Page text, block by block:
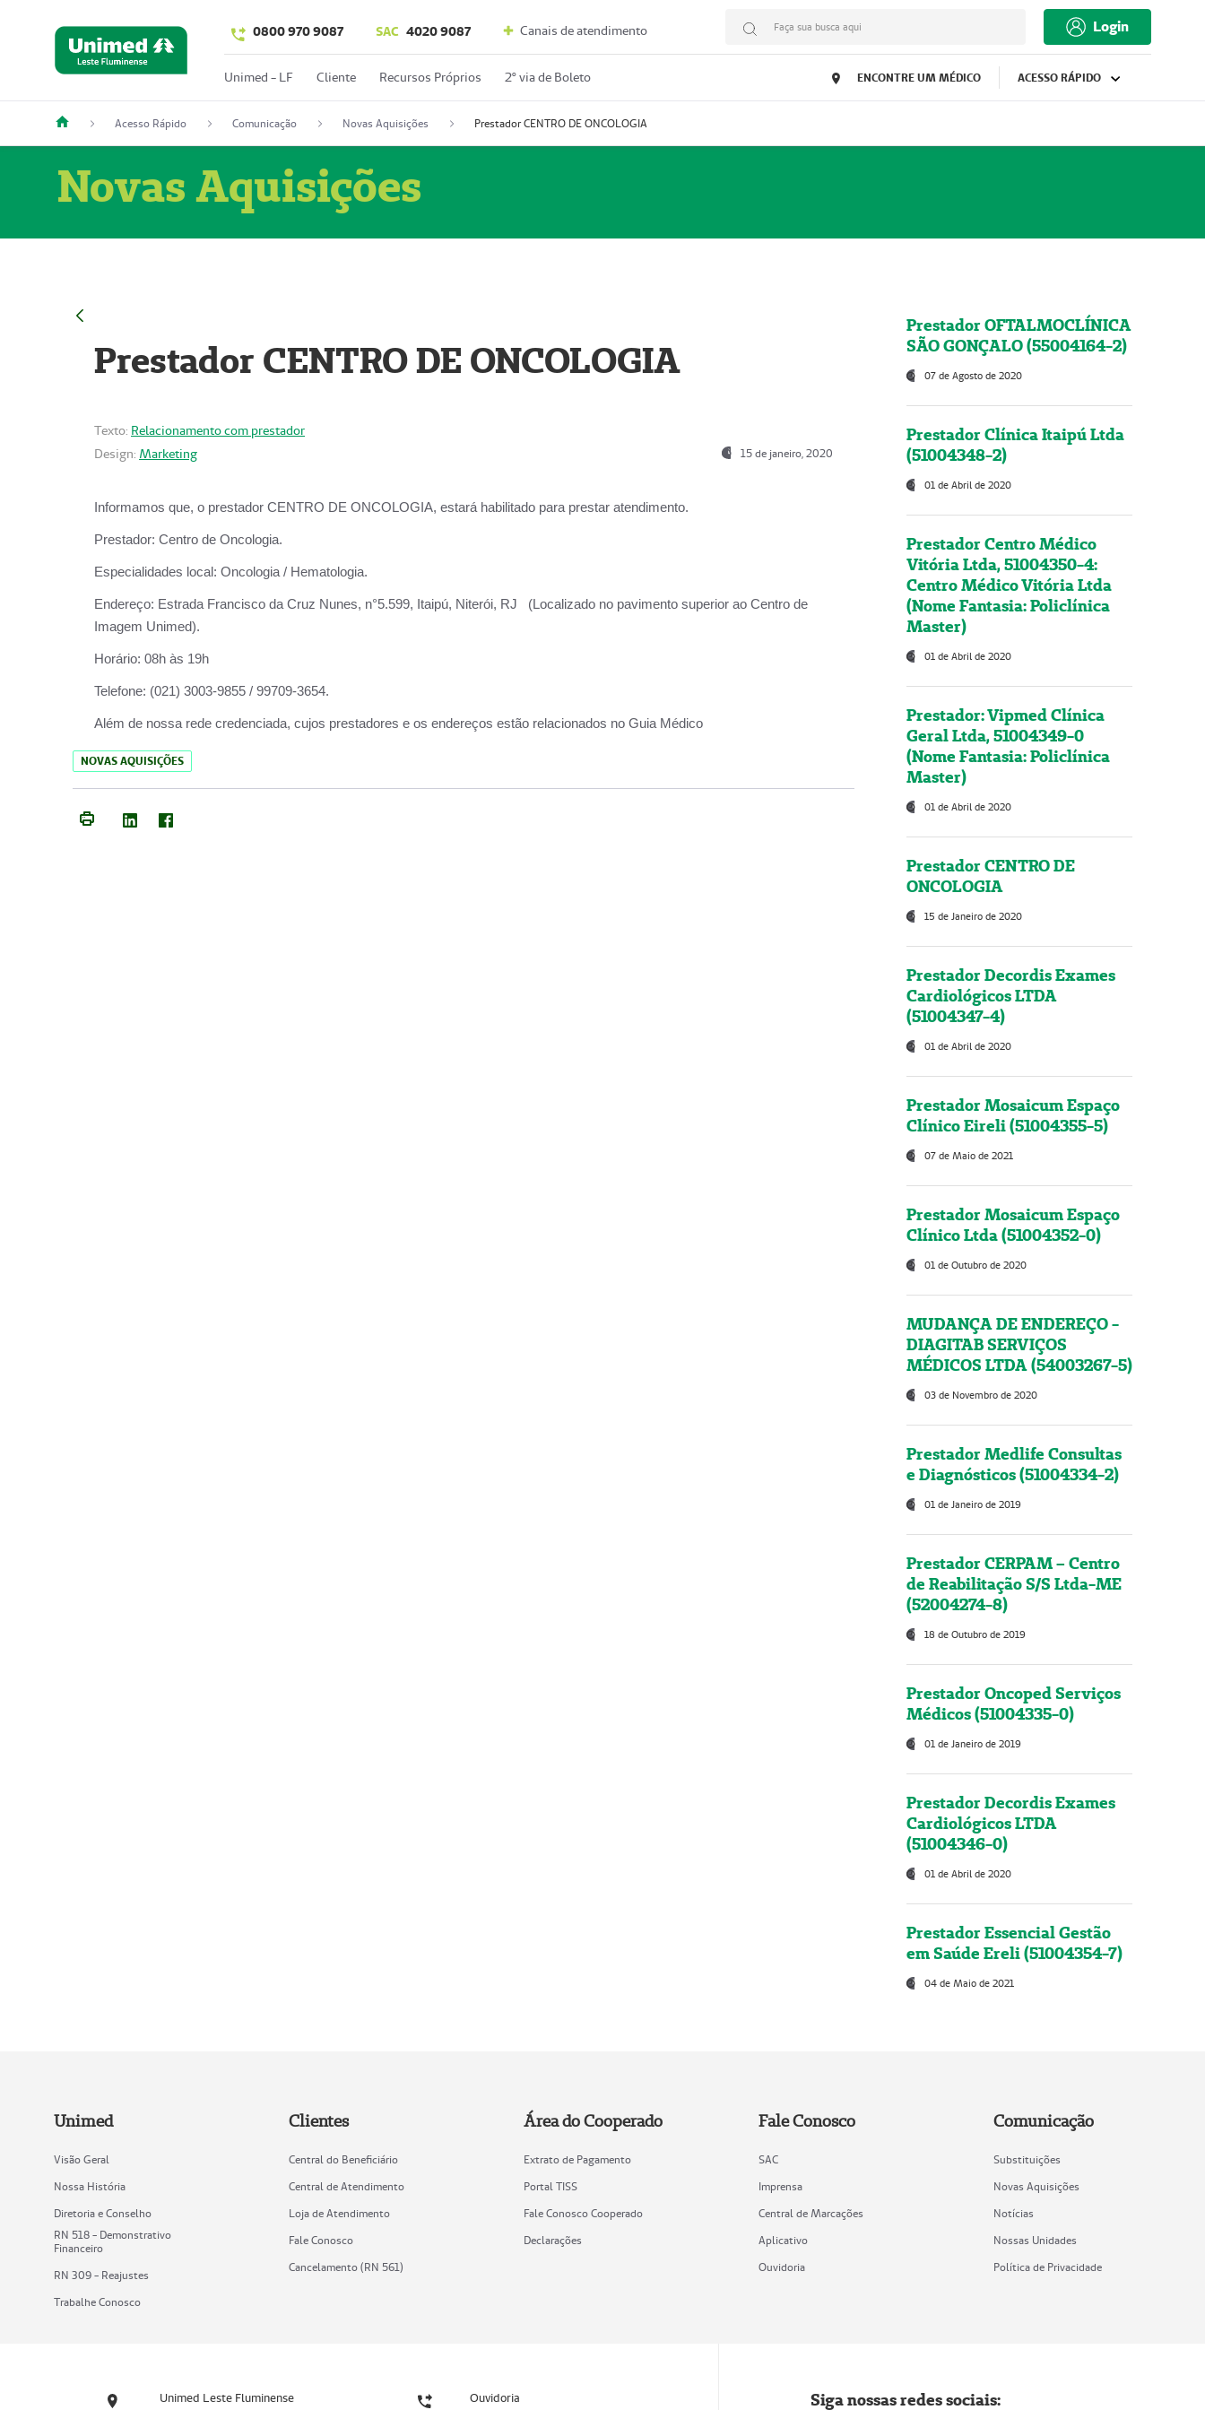
0800 970 9087 SAC 4020 9087 Canais de atendimento Faça sua busca aqui Login
Unimed - LF Cliente Recursos Próprios 2º via de Boleto ENCONTRE UM MÉDICO ACESSO RÁPIDO
Acesso Rápido Comunicação Novas Aquisições Prestador CENTRO DE ONCOLOGIA
Novas Aquisições
Prestador CENTRO DE ONCOLOGIA
Texto: Relacionamento com prestador
Design: Marketing 15 de janeiro, 2020
Informamos que, o prestador CENTRO DE ONCOLOGIA, estará habilitado para prestar atendimento.
Prestador: Centro de Oncologia.
Especialidades local: Oncologia / Hematologia.
Endereço: Estrada Francisco da Cruz Nunes, n°5.599, Itaipú, Niterói, RJ (Localizado no pavimento superior ao Centro de
Imagem Unimed).
Horário: 08h às 19h
Telefone: (021) 3003-9855 / 99709-3654.
Além de nossa rede credenciada, cujos prestadores e os endereços estão relacionados no Guia Médico
NOVAS AQUISIÇÕES
Prestador OFTALMOCLÍNICA
SÃO GONÇALO (55004164-2)
07 de Agosto de 2020
Prestador Clínica Itaipú Ltda
(51004348-2)
01 de Abril de 2020
Prestador Centro Médico
Vitória Ltda, 51004350-4:
Centro Médico Vitória Ltda
(Nome Fantasia: Policlínica
Master)
01 de Abril de 2020
Prestador: Vipmed Clínica
Geral Ltda, 51004349-0
(Nome Fantasia: Policlínica
Master)
01 de Abril de 2020
Prestador CENTRO DE
ONCOLOGIA
15 de Janeiro de 2020
Prestador Decordis Exames
Cardiológicos LTDA
(51004347-4)
01 de Abril de 2020
Prestador Mosaicum Espaço
Clínico Eireli (51004355-5)
07 de Maio de 2021
Prestador Mosaicum Espaço
Clínico Ltda (51004352-0)
01 de Outubro de 2020
MUDANÇA DE ENDEREÇO -
DIAGITAB SERVIÇOS
MÉDICOS LTDA (54003267-5)
03 de Novembro de 2020
Prestador Medlife Consultas
e Diagnósticos (51004334-2)
01 de Janeiro de 2019
Prestador CERPAM – Centro
de Reabilitação S/S Ltda-ME
(52004274-8)
18 de Outubro de 2019
Prestador Oncoped Serviços
Médicos (51004335-0)
01 de Janeiro de 2019
Prestador Decordis Exames
Cardiológicos LTDA
(51004346-0)
01 de Abril de 2020
Prestador Essencial Gestão
em Saúde Ereli (51004354-7)
04 de Maio de 2021
Unimed
Visão Geral
Nossa História
Diretoria e Conselho
RN 518 - Demonstrativo
Financeiro
RN 309 - Reajustes
Trabalhe Conosco
Clientes
Central do Beneficiário
Central de Atendimento
Loja de Atendimento
Fale Conosco
Cancelamento (RN 561)
Área do Cooperado
Extrato de Pagamento
Portal TISS
Fale Conosco Cooperado
Declarações
Fale Conosco
SAC
Imprensa
Central de Marcações
Aplicativo
Ouvidoria
Comunicação
Substituições
Novas Aquisições
Notícias
Nossas Unidades
Política de Privacidade
Unimed Leste Fluminense Ouvidoria Siga nossas redes sociais: